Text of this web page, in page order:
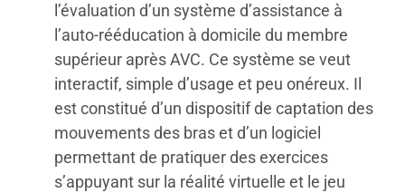
l’évaluation d’un système d’assistance à
l’auto-rééducation à domicile du membre
supérieur après AVC. Ce système se veut
interactif, simple d’usage et peu onéreux. Il
est constitué d’un dispositif de captation des
mouvements des bras et d’un logiciel
permettant de pratiquer des exercices
s’appuyant sur la réalité virtuelle et le jeu